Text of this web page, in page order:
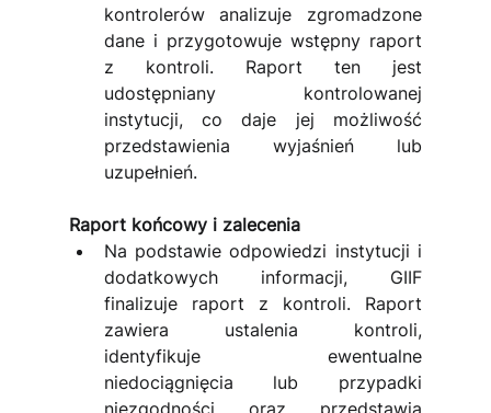
kontrolerów analizuje zgromadzone
dane i przygotowuje wstępny raport
z kontroli. Raport ten jest
udostępniany kontrolowanej
instytucji, co daje jej możliwość
przedstawienia wyjaśnień lub
uzupełnień.
Raport końcowy i zalecenia
Na podstawie odpowiedzi instytucji i
dodatkowych informacji, GIIF
finalizuje raport z kontroli. Raport
zawiera ustalenia kontroli,
identyfikuje ewentualne
niedociągnięcia lub przypadki
niezgodności oraz przedstawia